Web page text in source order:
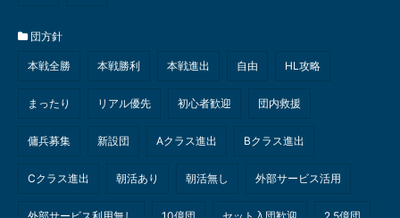
団方針
本戦全勝 本戦勝利 本戦進出 自由 HL攻略
まったり リアル優先 初心者歓迎 団内救援
傭兵募集 新設団 Aクラス進出 Bクラス進出
Cクラス進出 朝活あり 朝活無し 外部サービス活用